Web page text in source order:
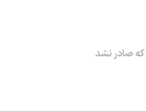
صادر نشد